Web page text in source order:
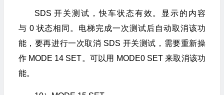
SDS 开关测试，快车状态有效。显示的内容
与 0 状态相同。电梯完成一次测试后自动取消该功
能，要再进行一次取消 SDS 开关测试，需要重新操
作 MODE 14 SET。可以用 MODE0 SET 来取消该功
能。